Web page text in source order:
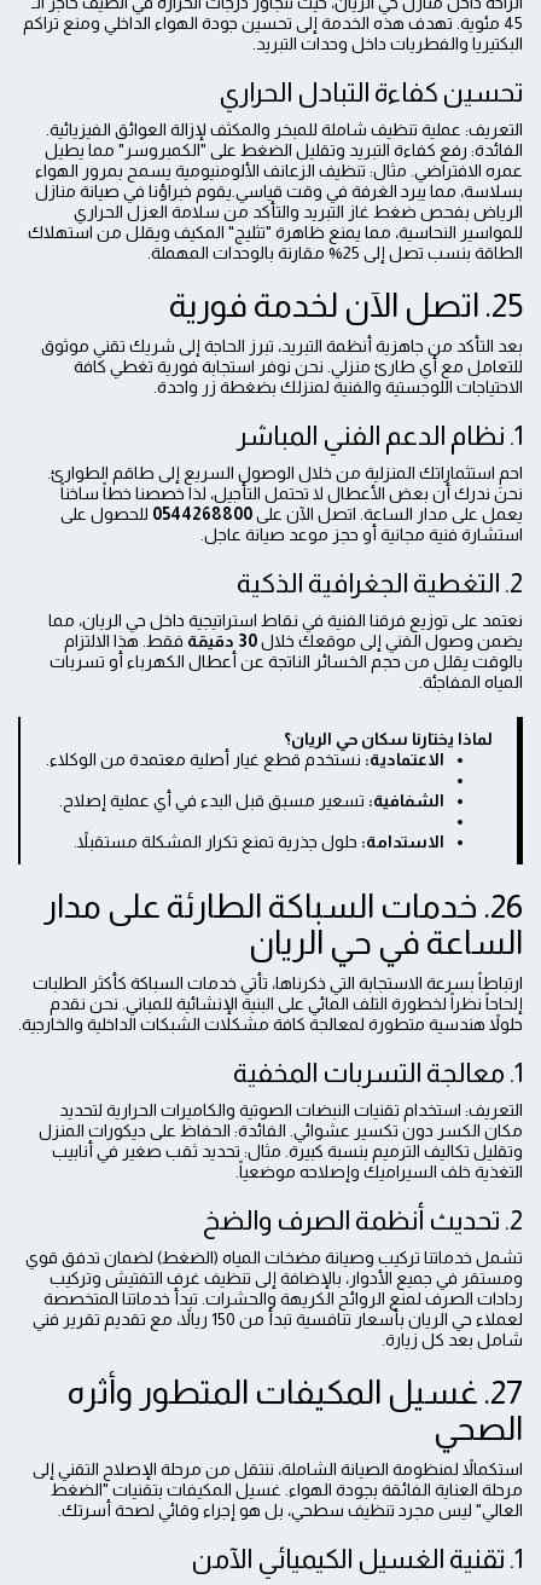
45 مئوية. تهدف هذه الخدمة إلى تحسين جودة الهواء الداخلي ومنع تراكم
البكتيريا والفطريات داخل وحدات التبريد.
تحسين كفاءة التبادل الحراري
التعريف: عملية تنظيف شاملة للمبخر والمكثف لإزالة العوائق الفيزيائية.
الفائدة: رفع كفاءة التبريد وتقليل الضغط على "الكمبروسر" مما يطيل
عمره الافتراضي. مثال: تنظيف الزعانف الألومنيومية يسمح بمرور الهواء
بسلاسة، مما يبرد الغرفة في وقت قياسي.يقوم خبراؤنا في صيانة منازل
الرياض بفحص ضغط غاز التبريد والتأكد من سلامة العزل الحراري
للمواسير النحاسية، مما يمنع ظاهرة "تثليج" المكيف ويقلل من استهلاك
الطاقة بنسب تصل إلى 25% مقارنة بالوحدات المهملة.
25. اتصل الآن لخدمة فورية
بعد التأكد من جاهزية أنظمة التبريد، تبرز الحاجة إلى شريك تقني موثوق
للتعامل مع أي طارئ منزلي. نحن نوفر استجابة فورية تغطي كافة
الاحتياجات اللوجستية والفنية لمنزلك بضغطة زر واحدة.
1. نظام الدعم الفني المباشر
احمِ استثماراتك المنزلية من خلال الوصول السريع إلى طاقم الطوارئ.
نحن ندرك أن بعض الأعطال لا تحتمل التأجيل، لذا خصصنا خطاً ساخناً
يعمل على مدار الساعة. اتصل الآن على0544268800 للحصول على
استشارة فنية مجانية أو حجز موعد صيانة عاجل.
2. التغطية الجغرافية الذكية
نعتمد على توزيع فرقنا الفنية في نقاط استراتيجية داخل حي الريان، مما
يضمن وصول الفني إلى موقعك خلال30 دقيقة
فقط. هذا الالتزام
بالوقت يقلل من حجم الخسائر الناتجة عن أعطال الكهرباء أو تسربات
المياه المفاجئة.
لماذا يختارنا سكان حي الريان؟
الاعتمادية: نستخدم قطع غيار أصلية معتمدة من الوكلاء.
الشفافية: تسعير مسبق قبل البدء في أي عملية إصلاح.
الاستدامة: حلول جذرية تمنع تكرار المشكلة مستقبلاً.
26. خدمات السباكة الطارئة على مدار
الساعة في حي الريان
ارتباطاً بسرعة الاستجابة التي ذكرناها، تأتي خدمات السباكة كأكثر الطلبات
إلحاحاً نظراً لخطورة التلف المائي على البنية الإنشائية للمباني. نحن نقدم
حلولاً هندسية متطورة لمعالجة كافة مشكلات الشبكات الداخلية والخارجية.
1. معالجة التسربات المخفية
التعريف: استخدام تقنيات النبضات الصوتية والكاميرات الحرارية لتحديد
مكان الكسر دون تكسير عشوائي. الفائدة: الحفاظ على ديكورات المنزل
وتقليل تكاليف الترميم بنسبة كبيرة. مثال: تحديد ثقب صغير في أنابيب
التغذية خلف السيراميك وإصلاحه موضعياً.
2. تحديث أنظمة الصرف والضخ
تشمل خدماتنا تركيب وصيانة مضخات المياه (الضغط) لضمان تدفق قوي
ومستقر في جميع الأدوار، بالإضافة إلى تنظيف غرف التفتيش وتركيب
ردادات الصرف لمنع الروائح الكريهة والحشرات. تبدأ خدماتنا المتخصصة
لعملاء حي الريان بأسعار تنافسية تبدأ من 150 ريالاً، مع تقديم تقرير فني
شامل بعد كل زيارة.
27. غسيل المكيفات المتطور وأثره
الصحي
استكمالاً لمنظومة الصيانة الشاملة، ننتقل من مرحلة الإصلاح التقني إلى
مرحلة العناية الفائقة بجودة الهواء. غسيل المكيفات بتقنيات "الضغط
العالي" ليس مجرد تنظيف سطحي، بل هو إجراء وقائي لصحة أسرتك.
1. تقنية الغسيل الكيميائي الآمن